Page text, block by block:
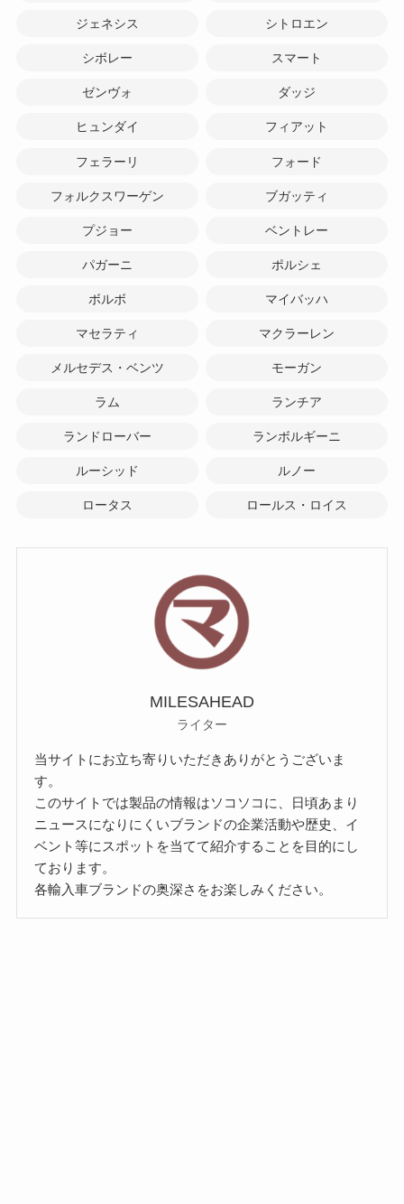
ジェネシス シトロエン
シボレー スマート
ゼンヴォ ダッジ
ヒュンダイ フィアット
フェラーリ フォード
フォルクスワーゲン ブガッティ
プジョー ベントレー
パガーニ ポルシェ
ボルボ マイバッハ
マセラティ マクラーレン
メルセデス・ベンツ モーガン
ラム ランチア
ランドローバー ランボルギーニ
ルーシッド ルノー
ロータス ロールス・ロイス
MILESAHEAD
ライター
当サイトにお立ち寄りいただきありがとうございま
す。
このサイトでは製品の情報はソコソコに、日頃あまり
ニュースになりにくいブランドの企業活動や歴史、イ
ベント等にスポットを当てて紹介することを目的にし
ております。
各輸入車ブランドの奥深さをお楽しみください。